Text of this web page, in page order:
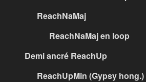
ReachNaMaj
ReachNaMaj en loop
Demi ancré ReachUp
ReachUpMin (Gypsy hong.)